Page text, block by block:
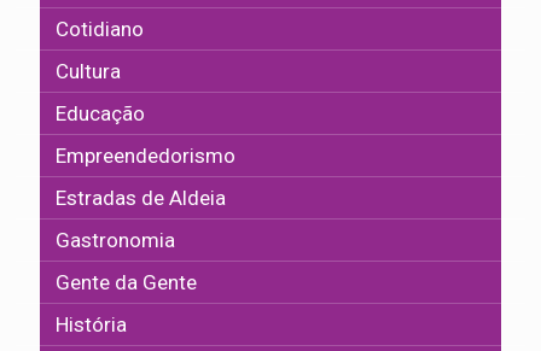
Cotidiano
Cultura
Educação
Empreendedorismo
Estradas de Aldeia
Gastronomia
Gente da Gente
História